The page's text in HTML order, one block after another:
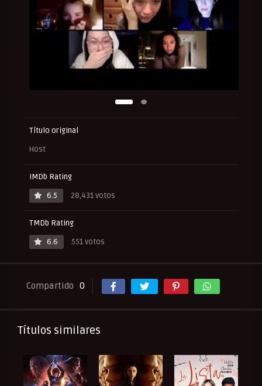
Título original
Host
IMDb Rating
6.5
28,431 votos
TMDb Rating
6.6
551 votos
Compartido 0
Títulos similares